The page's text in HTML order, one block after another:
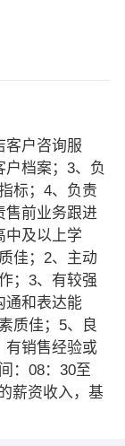
客户咨询服
档案；3、负
标；4、负责
售前业务跟进
中及以上学
佳；2、主动
；3、有较强
通和表达能
质佳；5、良
有销售经验或
：08：30至
薪资收入，基